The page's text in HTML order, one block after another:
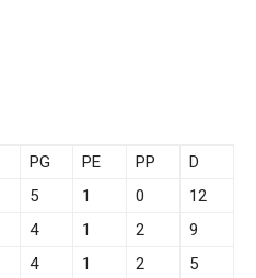
PG PE PP
D
5 1 0
12
4 1 2
9
4 1 2
5